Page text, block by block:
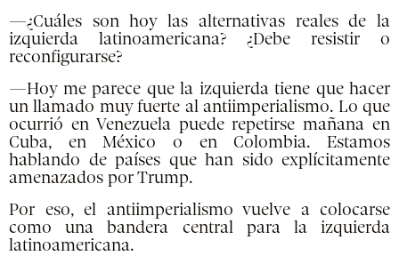
—¿Cuáles son hoy las alternativas reales de la
izquierda latinoamericana? ¿Debe resistir o
reconfigurarse?
—Hoy me parece que la izquierda tiene que hacer
un llamado muy fuerte al antiimperialismo. Lo que
ocurrió en Venezuela puede repetirse mañana en
Cuba, en México o en Colombia. Estamos
hablando de países que han sido explícitamente
amenazados por Trump.
Por eso, el antiimperialismo vuelve a colocarse
como una bandera central para la izquierda
latinoamericana.